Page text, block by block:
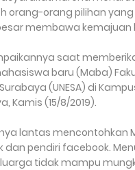
orang-orang pilihan yang
membawa kemajuan
saat
baru (Maba)
(UNESA) di
Kamis (15/8/2019).
lantas mencontohkan
dan pendiri facebook.
tidak mampu